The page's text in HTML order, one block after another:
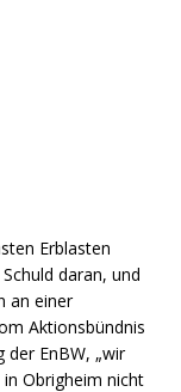
Erblasten
daran, und
an einer
Aktionsbündnis
der EnBW, „wir
Obrigheim nicht